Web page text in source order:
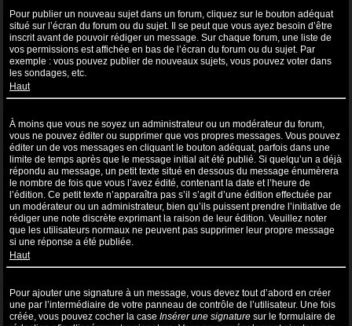
Pour publier un nouveau sujet dans un forum, cliquez sur le bouton adéquat
situé sur l’écran du forum ou du sujet. Il se peut que vous ayez besoin d’être
inscrit avant de pouvoir rédiger un message. Sur chaque forum, une liste de
vos permissions est affichée en bas de l’écran du forum ou du sujet. Par
exemple : vous pouvez publier de nouveaux sujets, vous pouvez voter dans
les sondages, etc.
Haut
À moins que vous ne soyez un administrateur ou un modérateur du forum,
vous ne pouvez éditer ou supprimer que vos propres messages. Vous pouvez
éditer un de vos messages en cliquant le bouton adéquat, parfois dans une
limite de temps après que le message initial ait été publié. Si quelqu’un a déjà
répondu au message, un petit texte situé en dessous du message énumèrera
le nombre de fois que vous l’avez édité, contenant la date et l’heure de
l’édition. Ce petit texte n’apparaîtra pas s’il s’agit d’une édition effectuée par
un modérateur ou un administrateur, bien qu’ils puissent prendre l’initiative de
rédiger une note discrète exprimant la raison de leur édition. Veuillez noter
que les utilisateurs normaux ne peuvent pas supprimer leur propre message
si une réponse a été publiée.
Haut
Pour ajouter une signature à un message, vous devez tout d’abord en créer
une par l’intermédiaire de votre panneau de contrôle de l’utilisateur. Une fois
créée, vous pouvez cocher la case Insérer une signature sur le formulaire de